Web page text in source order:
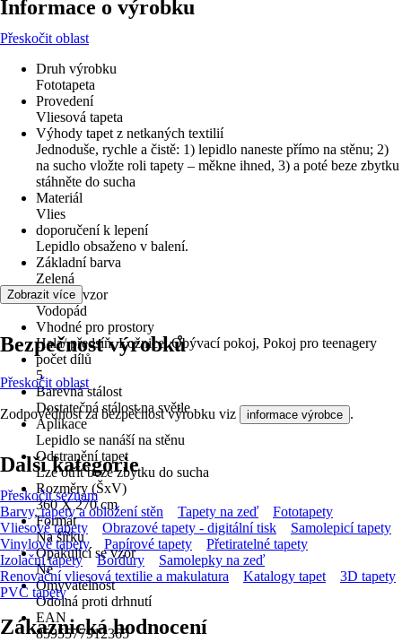
Informace o výrobku
Přeskočit oblast
Druh výrobku
Fototapeta
Provedení
Vliesová tapeta
Výhody tapet z netkaných textilií
Jednoduše, rychle a čistě: 1) lepidlo naneste přímo na stěnu; 2)
na sucho vložte roli tapety – měkne ihned, 3) a poté beze zbytku
stáhněte do sucha
Materiál
Vlies
doporučení k lepení
Lepidlo obsaženo v balení.
Základní barva
Zelená
Dekor / vzor
Vodopád
Vhodné pro prostory
Hala/ předsíň, Ložnice, Obývací pokoj, Pokoj pro teenagery
počet dílů
5
Barevná stálost
Dostatečná stálost na světle
Aplikace
Lepidlo se nanáší na stěnu
Odstranění tapet
Lze otřít beze zbytku do sucha
Rozměry (ŠxV)
360 X 270 cm
Formát
Na šířku
Opakující se vzor
Ne
Omyvatelnost
Odolná proti drhnutí
EAN
8595577912365
Zobrazit více
Bezpečnost výrobků
Přeskočit oblast
Zodpovědnost za bezpečnost výrobku viz informace výrobce .
Další kategorie
Přeskočit seznam
Barvy, tapety a obložení stěn
Tapety na zeď
Fototapety
Vliesové tapety
Obrazové tapety - digitální tisk
Samolepicí tapety
Vinylové tapety
Papírové tapety
Přetiratelné tapety
Izolační tapety
Bordury
Samolepky na zeď
Renovační vliesová textilie a makulatura
Katalogy tapet
3D tapety
PVC tapety
Zákaznická hodnocení